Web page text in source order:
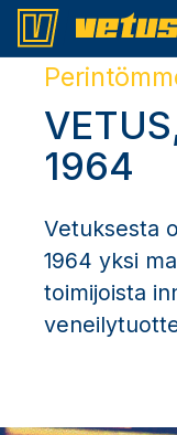
1964
Vetuksesta
1964 yksi
toimijoista